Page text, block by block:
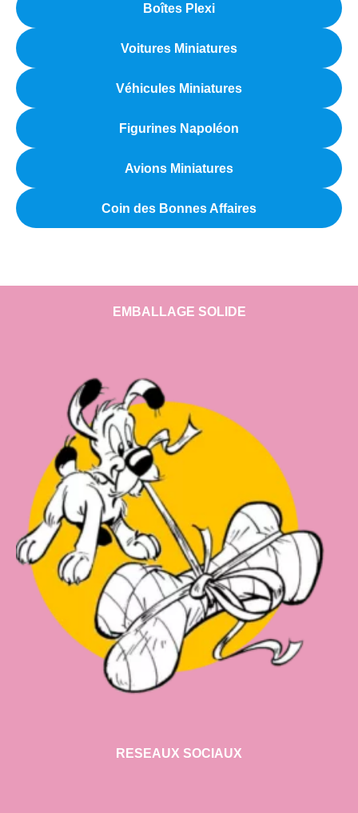
Boîtes Plexi
Voitures Miniatures
Véhicules Miniatures
Figurines Napoléon
Avions Miniatures
Coin des Bonnes Affaires
EMBALLAGE SOLIDE
RESEAUX SOCIAUX